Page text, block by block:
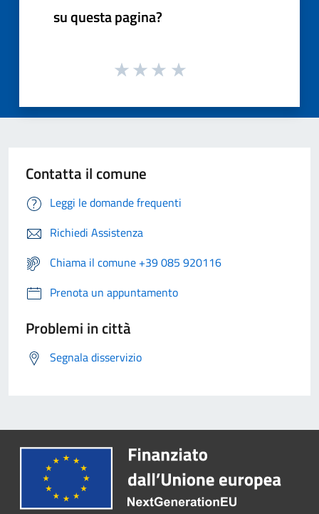
su questa pagina?
Contatta il comune
Leggi le domande frequenti
Richiedi Assistenza
Chiama il comune +39 085 920116
Prenota un appuntamento
Problemi in città
Segnala disservizio